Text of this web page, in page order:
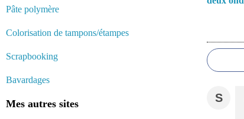
Pâte polymère
Colorisation de tampons/étampes
Scrapbooking
Bavardages
Mes autres sites S